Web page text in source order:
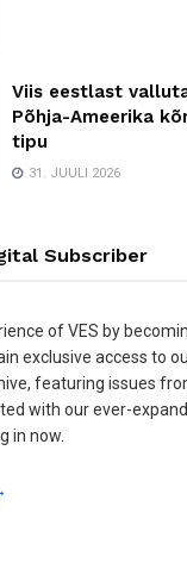
Viis eestlast
Põhja-Ameerika
tipu
31. JUULI 2026
Subscriber
of VES by
exclusive access to
featuring issues
with our ever-
in now.